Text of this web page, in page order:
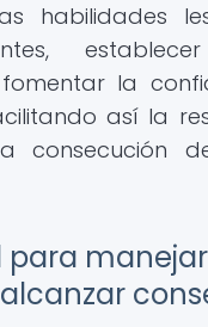
habilidades
la
así la
consecución
para manejar